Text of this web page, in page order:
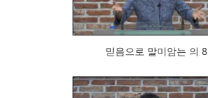
믿음으로 말미암는 의 8